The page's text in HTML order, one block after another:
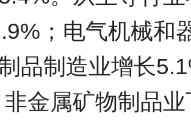
；电气机械和
品制造业增长
金属矿物制品